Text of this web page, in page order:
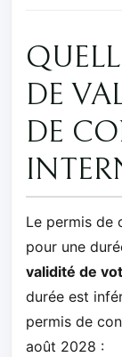
DE
DE
Le permis de
pour une
validité de
durée est
permis de
août 2028 :